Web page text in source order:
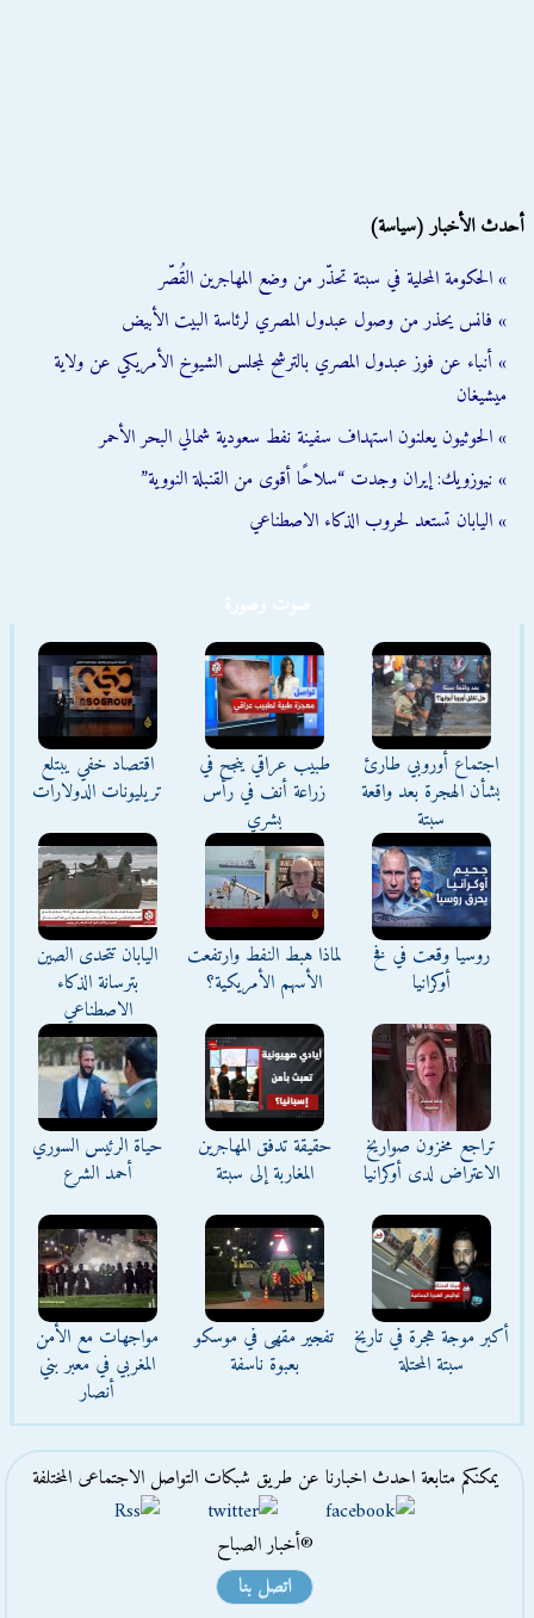
أحدث الأخبار (سياسة)
» الحكومة المحلية في سبتة تحذّر من وضع المهاجرين القُصّر
» فانس يحذر من وصول عبدول المصري لرئاسة البيت الأبيض
» أنباء عن فوز عبدول المصري بالترشح لمجلس الشيوخ الأمريكي عن ولاية
ميشيغان
» الحوثيون يعلنون استهداف سفينة نفط سعودية شمالي البحر الأحمر
» نيوزويك: إيران وجدت “سلاحًا أقوى من القنبلة النووية”
» اليابان تستعد لحروب الذكاء الاصطناعي
اجتماع أوروبي طارئ
بشأن الهجرة بعد واقعة
سبتة
طبيب عراقي ينجح في
زراعة أنف في رأس
بشري
اقتصاد خفي يبتلع
تريليونات الدولارات
روسيا وقعت في فخ
أوكرانيا
لماذا هبط النفط وارتفعت
الأسهم الأمريكية؟
اليابان تتحدى الصين
بترسانة الذكاء
الاصطناعي
تراجع مخزون صواريخ
الاعتراض لدى أوكرانيا
حقيقة تدفق المهاجرين
المغاربة إلى سبتة
حياة الرئيس السوري
أحمد الشرع
أكبر موجة هجرة في تاريخ
سبتة المحتلة
تفجير مقهى في موسكو
بعبوة ناسفة
مواجهات مع الأمن
المغربي في معبر بني
أنصار
يمكنكم متابعة احدث اخبارنا عن طريق شبكات التواصل الاجتماعى المختلفة
®أخبار الصباح
اتصل بنا